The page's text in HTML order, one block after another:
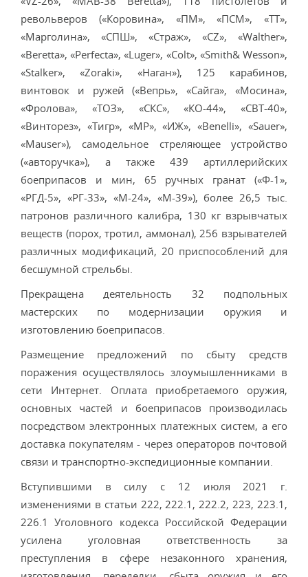
револьверов («Коровина», «ПМ», «ПСМ», «ТТ»,
«Марголина», «СПШ», «Страж», «CZ», «Walther»,
«Beretta», «Perfecta», «Luger», «Colt», «Smith& Wesson»,
«Stalker», «Zoraki», «Наган»), 125 карабинов,
винтовок и ружей («Вепрь», «Сайга», «Мосина»,
«Фролова», «ТОЗ», «СКС», «КО-44», «СВТ-40»,
«Винторез», «Тигр», «МР», «ИЖ», «Benelli», «Sauer»,
«Mauser»), самодельное стреляющее устройство
(«авторучка»), а также 439 артиллерийских
боеприпасов и мин, 65 ручных гранат («Ф-1»,
«РГД-5», «РГ-33», «М-24», «М-39»), более 26,5 тыс.
патронов различного калибра, 130 кг взрывчатых
веществ (порох, тротил, аммонал), 256 взрывателей
различных модификаций, 20 приспособлений для
бесшумной стрельбы.
Прекращена деятельность 32 подпольных
мастерских по модернизации оружия и
изготовлению боеприпасов.
Размещение предложений по сбыту средств
поражения осуществлялось злоумышленниками в
сети Интернет. Оплата приобретаемого оружия,
основных частей и боеприпасов производилась
посредством электронных платежных систем, а его
доставка покупателям - через операторов почтовой
связи и транспортно-экспедиционные компании.
Вступившими в силу с 12 июля 2021 г.
изменениями в статьи 222, 222.1, 222.2, 223, 223.1,
226.1 Уголовного кодекса Российской Федерации
усилена уголовная ответственность за
преступления в сфере незаконного хранения,